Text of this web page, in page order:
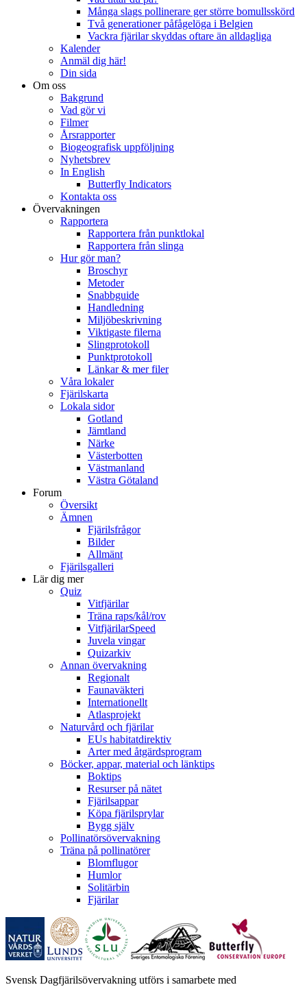
Många slags pollinerare ger större bomullsskörd
Två generationer påfågelöga i Belgien
Vackra fjärilar skyddas oftare än alldagliga
Kalender
Anmäl dig här!
Din sida
Om oss
Bakgrund
Vad gör vi
Filmer
Årsrapporter
Biogeografisk uppföljning
Nyhetsbrev
In English
Butterfly Indicators
Kontakta oss
Övervakningen
Rapportera
Rapportera från punktlokal
Rapportera från slinga
Hur gör man?
Broschyr
Metoder
Snabbguide
Handledning
Miljöbeskrivning
Viktigaste filerna
Slingprotokoll
Punktprotokoll
Länkar & mer filer
Våra lokaler
Fjärilskarta
Lokala sidor
Gotland
Jämtland
Närke
Västerbotten
Västmanland
Västra Götaland
Forum
Översikt
Ämnen
Fjärilsfrågor
Bilder
Allmänt
Fjärilsgalleri
Lär dig mer
Quiz
Vitfjärilar
Träna raps/kål/rov
VitfjärilarSpeed
Juvela vingar
Quizarkiv
Annan övervakning
Regionalt
Faunaväkteri
Internationellt
Atlasprojekt
Naturvård och fjärilar
EUs habitatdirektiv
Arter med åtgärdsprogram
Böcker, appar, material och länktips
Boktips
Resurser på nätet
Fjärilsappar
Köpa fjärilsprylar
Bygg själv
Pollinatörsövervakning
Träna på pollinatörer
Blomflugor
Humlor
Solitärbin
Fjärilar
Svensk Dagfjärilsövervakning utförs i samarbete med